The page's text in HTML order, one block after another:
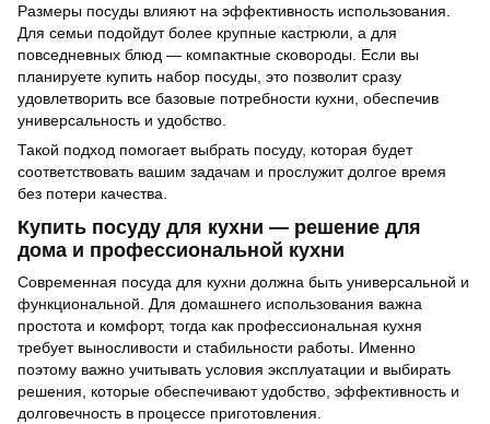
Размеры посуды влияют на эффективность использования.
Для семьи подойдут более крупные кастрюли, а для
повседневных блюд — компактные сковороды. Если вы
планируете купить набор посуды, это позволит сразу
удовлетворить все базовые потребности кухни, обеспечив
универсальность и удобство.
Такой подход помогает выбрать посуду, которая будет
соответствовать вашим задачам и прослужит долгое время
без потери качества.
Купить посуду для кухни — решение для
дома и профессиональной кухни
Современная посуда для кухни должна быть универсальной и
функциональной. Для домашнего использования важна
простота и комфорт, тогда как профессиональная кухня
требует выносливости и стабильности работы. Именно
поэтому важно учитывать условия эксплуатации и выбирать
решения, которые обеспечивают удобство, эффективность и
долговечность в процессе приготовления.